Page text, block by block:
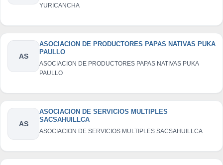
YURICANCHA
AS
ASOCIACION DE PRODUCTORES PAPAS NATIVAS PUKA
PAULLO
ASOCIACION DE PRODUCTORES PAPAS NATIVAS PUKA
PAULLO
AS
ASOCIACION DE SERVICIOS MULTIPLES
SACSAHUILLCA
ASOCIACION DE SERVICIOS MULTIPLES SACSAHUILLCA